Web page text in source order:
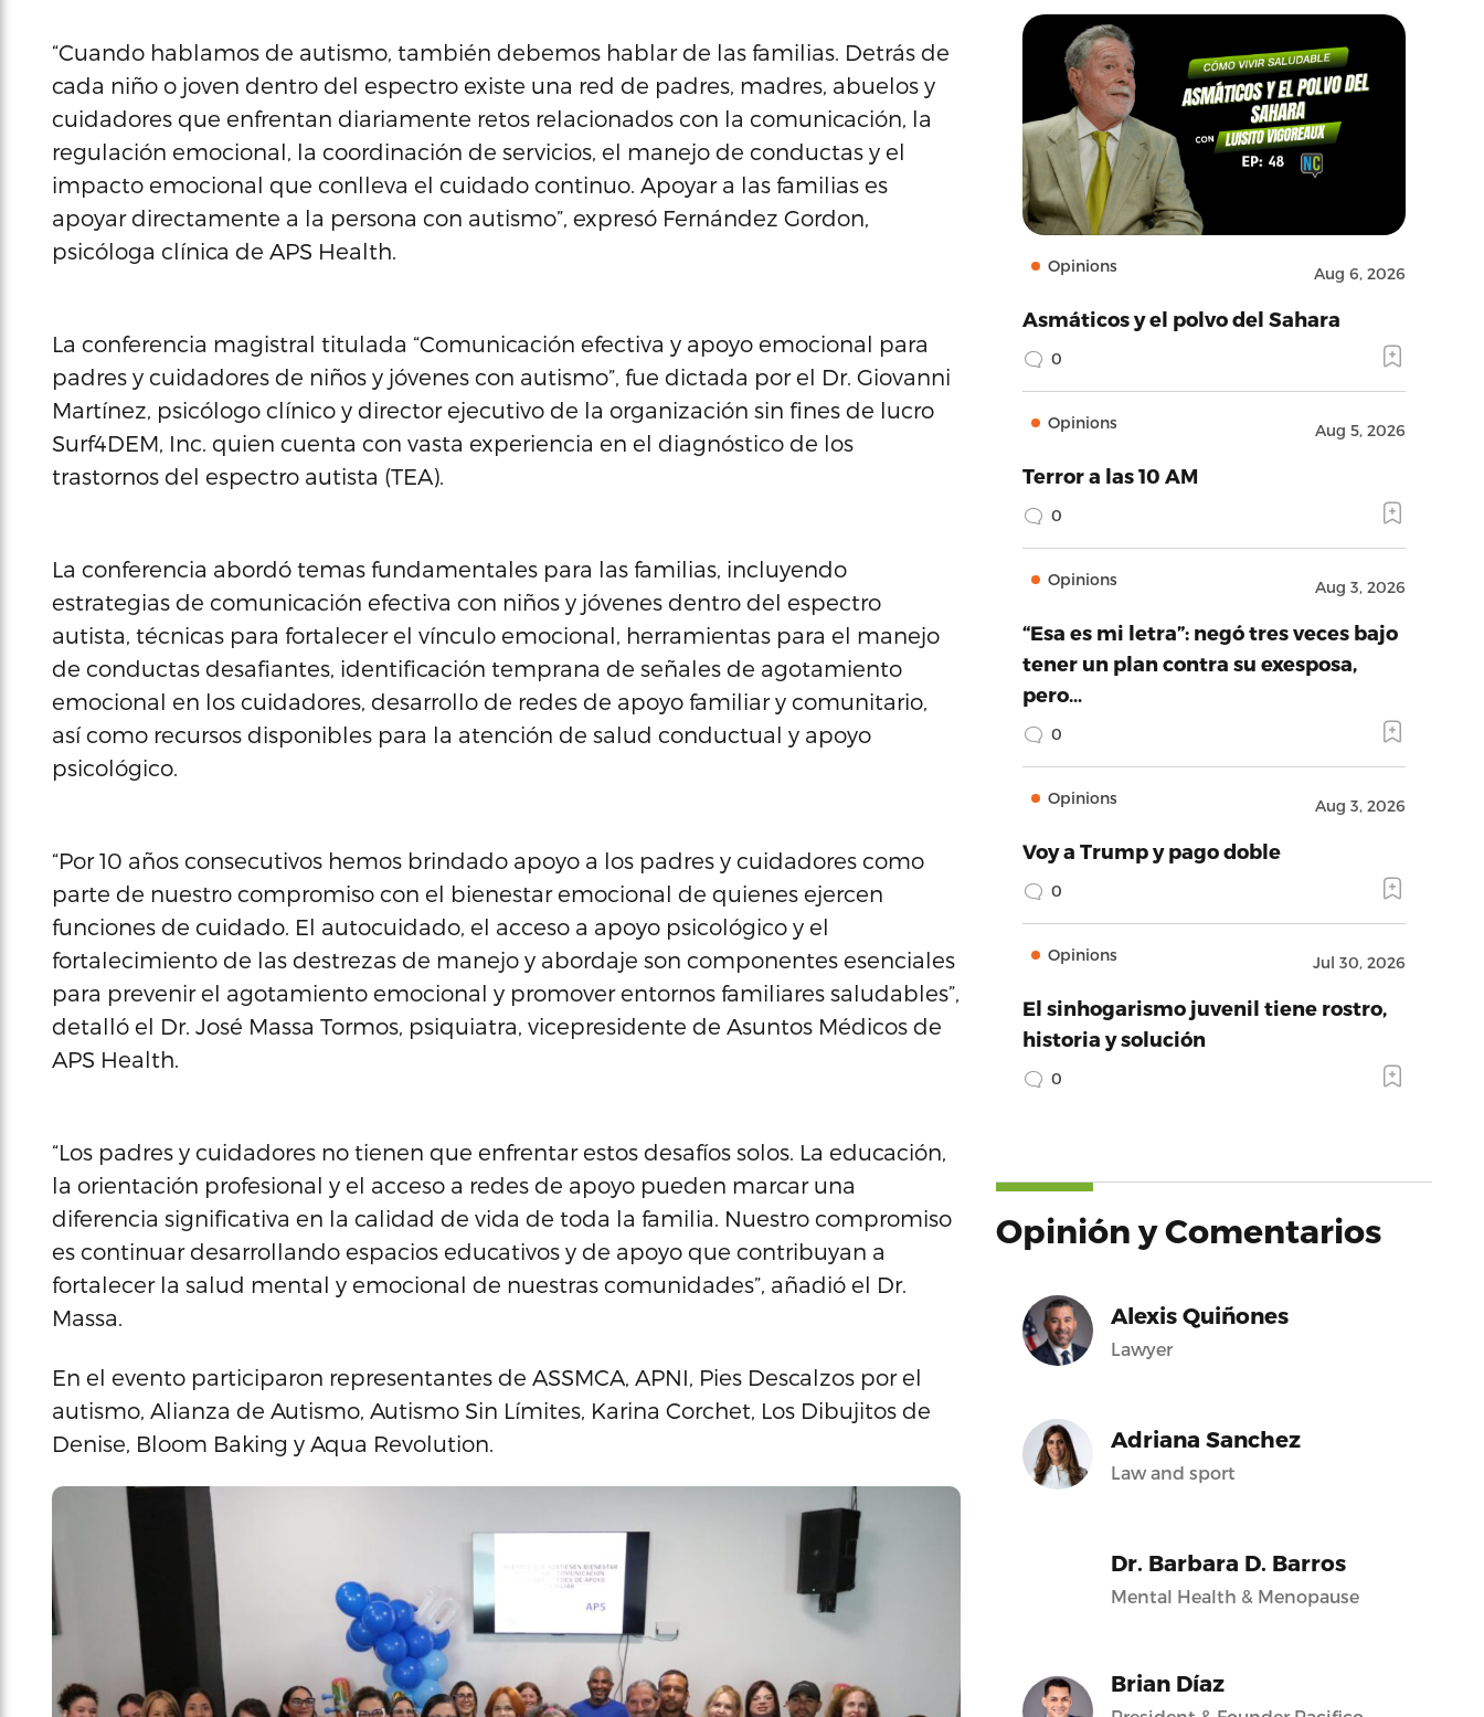
“Cuando hablamos de autismo, también debemos hablar de las familias. Detrás de
cada niño o joven dentro del espectro existe una red de padres, madres, abuelos y
cuidadores que enfrentan diariamente retos relacionados con la comunicación, la
regulación emocional, la coordinación de servicios, el manejo de conductas y el
impacto emocional que conlleva el cuidado continuo. Apoyar a las familias es
apoyar directamente a la persona con autismo”, expresó Fernández Gordon,
psicóloga clínica de APS Health.
La conferencia magistral titulada “Comunicación efectiva y apoyo emocional para
padres y cuidadores de niños y jóvenes con autismo”, fue dictada por el Dr. Giovanni
Martínez, psicólogo clínico y director ejecutivo de la organización sin fines de lucro
Surf4DEM, Inc. quien cuenta con vasta experiencia en el diagnóstico de los
trastornos del espectro autista (TEA).
La conferencia abordó temas fundamentales para las familias, incluyendo
estrategias de comunicación efectiva con niños y jóvenes dentro del espectro
autista, técnicas para fortalecer el vínculo emocional, herramientas para el manejo
de conductas desafiantes, identificación temprana de señales de agotamiento
emocional en los cuidadores, desarrollo de redes de apoyo familiar y comunitario,
así como recursos disponibles para la atención de salud conductual y apoyo
psicológico.
“Por 10 años consecutivos hemos brindado apoyo a los padres y cuidadores como
parte de nuestro compromiso con el bienestar emocional de quienes ejercen
funciones de cuidado. El autocuidado, el acceso a apoyo psicológico y el
fortalecimiento de las destrezas de manejo y abordaje son componentes esenciales
para prevenir el agotamiento emocional y promover entornos familiares saludables”,
detalló el Dr. José Massa Tormos, psiquiatra, vicepresidente de Asuntos Médicos de
APS Health.
“Los padres y cuidadores no tienen que enfrentar estos desafíos solos. La educación,
la orientación profesional y el acceso a redes de apoyo pueden marcar una
diferencia significativa en la calidad de vida de toda la familia. Nuestro compromiso
es continuar desarrollando espacios educativos y de apoyo que contribuyan a
fortalecer la salud mental y emocional de nuestras comunidades”, añadió el Dr.
Massa.
En el evento participaron representantes de ASSMCA, APNI, Pies Descalzos por el
autismo, Alianza de Autismo, Autismo Sin Límites, Karina Corchet, Los Dibujitos de
Denise, Bloom Baking y Aqua Revolution.
Opinions Aug 6, 2026
Asmáticos y el polvo del Sahara
0
Opinions Aug 5, 2026
Terror a las 10 AM
0
Opinions Aug 3, 2026
“Esa es mi letra”: negó tres veces bajo
tener un plan contra su exesposa,
pero…
0
Opinions Aug 3, 2026
Voy a Trump y pago doble
0
Opinions Jul 30, 2026
El sinhogarismo juvenil tiene rostro,
historia y solución
0
Opinión y Comentarios
Alexis Quiñones
Lawyer
Adriana Sanchez
Law and sport
Dr. Barbara D. Barros
Mental Health & Menopause
Brian Díaz